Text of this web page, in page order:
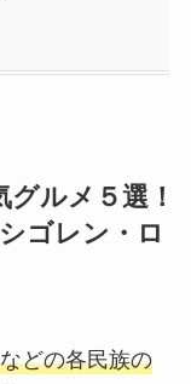
グルメ５選！
ゴレン・ロ
どの各民族の